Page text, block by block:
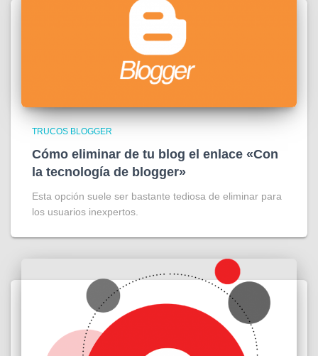
TRUCOS BLOGGER
Cómo eliminar de tu blog el enlace «Con
la tecnología de blogger»
Esta opción suele ser bastante tediosa de eliminar para
los usuarios inexpertos.